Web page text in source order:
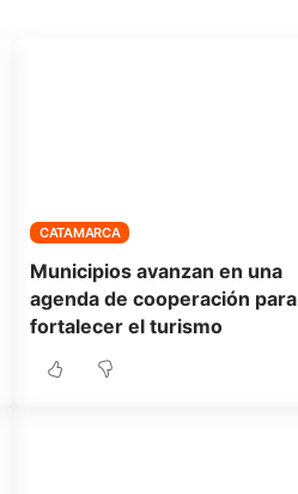
CATAMARCA
Municipios avanzan en una
agenda de cooperación para
fortalecer el turismo